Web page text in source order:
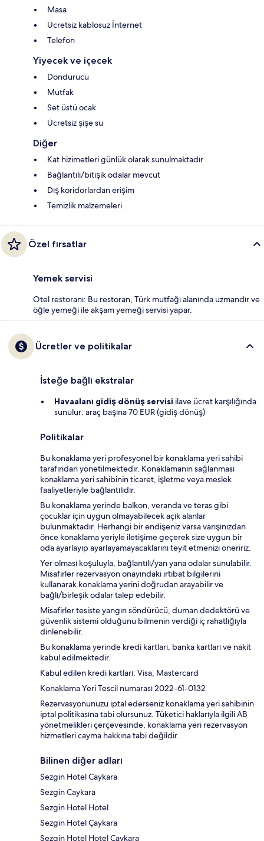
Masa
Ücretsiz kablosuz İnternet
Telefon
Yiyecek ve içecek
Dondurucu
Mutfak
Set üstü ocak
Ücretsiz şişe su
Diğer
Kat hizimetleri günlük olarak sunulmaktadır
Bağlantılı/bitişik odalar mevcut
Dış koridorlardan erişim
Temizlik malzemeleri
Özel fırsatlar
Yemek servisi
Otel restoranı: Bu restoran, Türk mutfağı alanında uzmandır ve
öğle yemeği ile akşam yemeği servisi yapar.
Ücretler ve politikalar
İsteğe bağlı ekstralar
Havaalanı gidiş dönüş servisi ilave ücret karşılığında
sunulur: araç başına 70 EUR (gidiş dönüş)
Politikalar
Bu konaklama yeri profesyonel bir konaklama yeri sahibi
tarafından yönetilmektedir. Konaklamanın sağlanması
konaklama yeri sahibinin ticaret, işletme veya meslek
faaliyetleriyle bağlantılıdır.
Bu konaklama yerinde balkon, veranda ve teras gibi
çocuklar için uygun olmayabilecek açık alanlar
bulunmaktadır. Herhangi bir endişeniz varsa varışınızdan
önce konaklama yeriyle iletişime geçerek size uygun bir
oda ayarlayıp ayarlayamayacaklarını teyit etmenizi öneririz.
Yer olması koşuluyla, bağlantılı/yan yana odalar sunulabilir.
Misafirler rezervasyon onayındaki irtibat bilgilerini
kullanarak konaklama yerini doğrudan arayabilir ve
bağlı/birleşik odalar talep edebilir.
Misafirler tesiste yangın söndürücü, duman dedektörü ve
güvenlik sistemi olduğunu bilmenin verdiği iç rahatlığıyla
dinlenebilir.
Bu konaklama yerinde kredi kartları, banka kartları ve nakit
kabul edilmektedir.
Kabul edilen kredi kartları: Visa, Mastercard
Konaklama Yeri Tescil numarası 2022-61-0132
Rezervasyonunuzu iptal ederseniz konaklama yeri sahibinin
iptal politikasına tabi olursunuz. Tüketici haklarıyla ilgili AB
yönetmelikleri çerçevesinde, konaklama yeri rezervasyon
hizmetleri cayma hakkına tabi değildir.
Bilinen diğer adları
Sezgin Hotel Caykara
Sezgin Caykara
Sezgin Hotel Hotel
Sezgin Hotel Çaykara
Sezgin Hotel Hotel Çaykara